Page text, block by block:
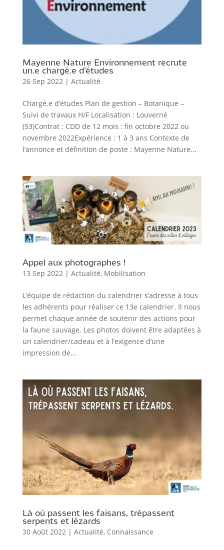
Mayenne Nature Environnement recrute
un.e chargé.e d’études
26 Sep 2022| Actualité
Chargé.e d’études Plan de gestion – Botanique –
Suivi de travaux H/F Localisation : Louverné
(53)Contrat : CDD de 12 mois : fin octobre 2022 ou
novembre 2022Expérience : 1 à 3 ans Contexte de
l’annonce et définition de poste : Mayenne Nature...
Appel aux photographes !
13 Sep 2022| Actualité, Mobilisation
L’équipe de rédaction du calendrier s’adresse à tous
les adhérents pour réaliser ce 13e calendrier. Il nous
permet chaque année de soutenir des actions pour
la faune sauvage. Les photos doivent être adaptées à
un calendrier/cadeau et à l’exigence d’une
impression de...
Là où passent les faisans, trépassent
serpents et lézards
30 Août 2022 | Actualité, Connaissance